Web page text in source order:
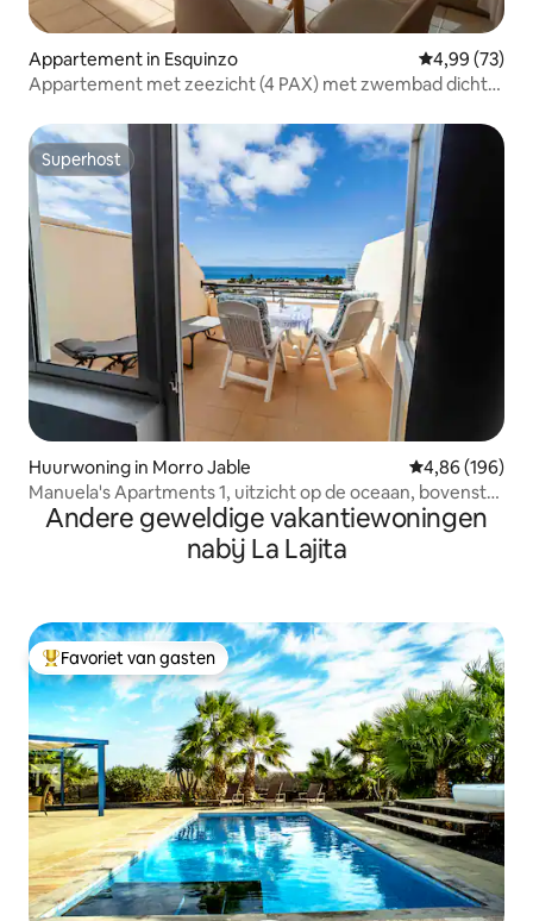
Appartement in Esquinzo Gemiddelde
4,99 (73)
Appartement met zeezicht (4 PAX) met zwembad dicht
Superhost
Superhost
Huurwoning in Morro Jable Gemiddelde
4,86 (196)
Manuela's Apartments 1, uitzicht op de oceaan, bovenste
verdieping...
Andere geweldige vakantiewoningen
nabij La Lajita
Topfavoriet van gasten
Favoriet van gasten